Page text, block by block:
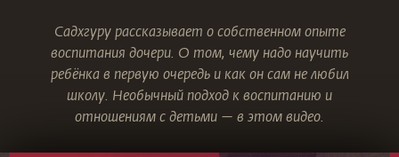
Садхгуру рассказывает о собственном опыте
воспитания дочери. О том, чему надо научить
ребёнка в первую очередь и как он сам не любил
школу. Необычный подход к воспитанию и
отношениям с детьми — в этом видео.